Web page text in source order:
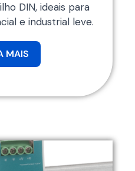
DIN, ideais para
e industrial leve.
MAIS